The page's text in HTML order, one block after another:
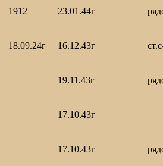
1912 23.01.44г
18.09.24г 16.12.43г
19.11.43г
17.10.43г
17.10.43г